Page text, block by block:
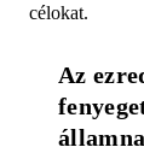
célokat.
Az